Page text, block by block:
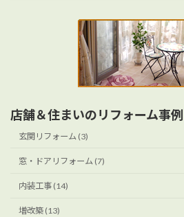
店舗＆住まいのリフォーム事例
玄関リフォーム (3)
窓・ドアリフォーム (7)
内装工事 (14)
増改築 (13)